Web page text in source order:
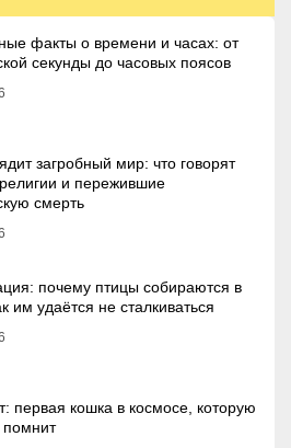
факты о времени и часах: от
секунды до часовых поясов
загробный мир: что говорят
и пережившие
смерть
почему птицы собираются в
им удаётся не сталкиваться
первая кошка в космосе, которую
помнит